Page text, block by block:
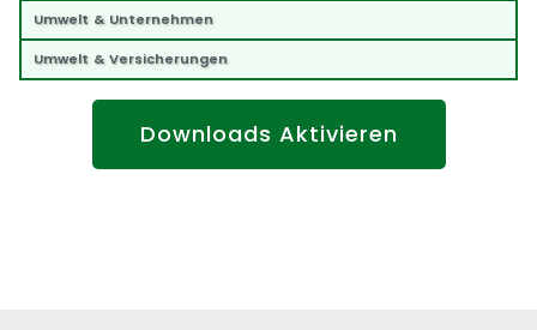
Umwelt & Unternehmen
Umwelt & Versicherungen
Downloads Aktivieren